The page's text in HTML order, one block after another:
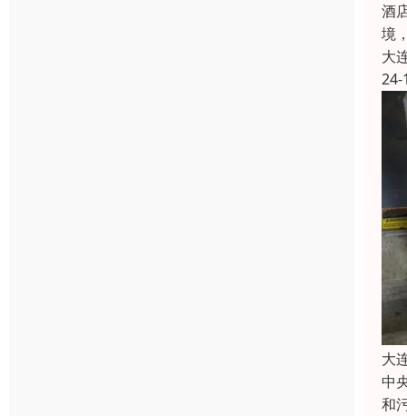
酒
境
大
24-
大
中
和